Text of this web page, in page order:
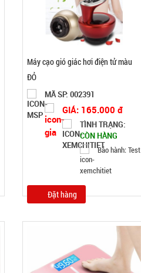
Máy cạo gió giác hơi điện tử màu
ĐỎ
MÃ SP: 002391
GIÁ: 165.000 đ
TÌNH TRẠNG:
CÒN HÀNG
Bảo hành: Test
Đặt hàng